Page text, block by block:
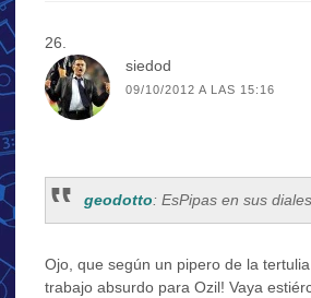
siedod
09/10/2012 A LAS 15:16
geodotto: EsPipas en sus diales
Ojo, que según un pipero de la
trabajo absurdo para Ozil! Vaya